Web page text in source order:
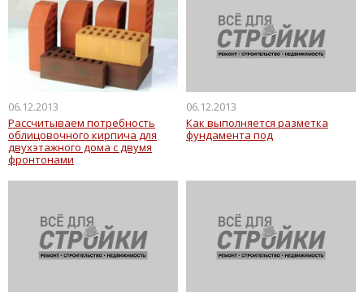
06.12.2013
Рассчитываем потребность
облицовочного кирпича для
двухэтажного дома с двумя
фронтонами
06.12.2013
Как выполняется разметка
фундамента под